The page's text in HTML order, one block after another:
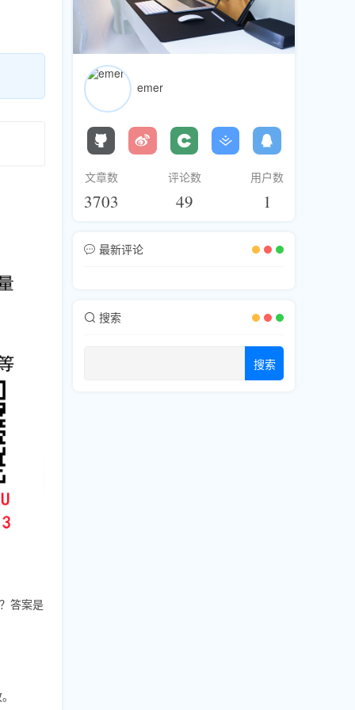
答案是
emer
文章数
3703
评论数
49
用户数
1
最新评论
搜索
搜索